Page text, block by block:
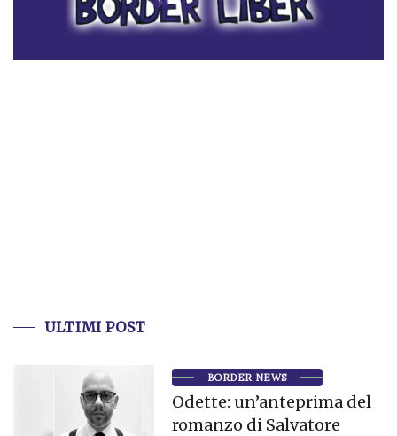
ULTIMI POST
BORDER NEWS
Odette: un’anteprima del
romanzo di Salvatore